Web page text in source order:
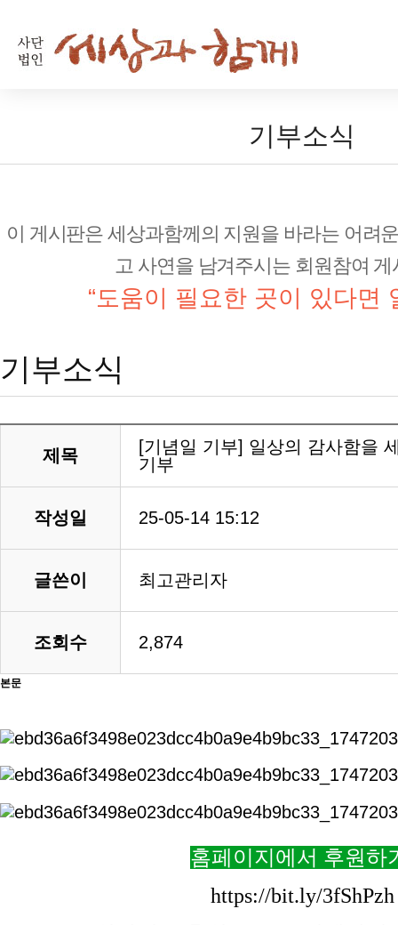
기부소식
이 게시판은 세상과함께의 지원을 바라는 어려
고 사연을 남겨주시는 회원참여
“도움이 필요한 곳이 있다면
기부소식
제목
[기념일 기부] 일상의 감사함을
기부
작성일 25-05-14 15:12
글쓴이 최고관리자
조회수 2,874
본문
홈페이지에서 후원하
https://bit.ly/3fShPzh